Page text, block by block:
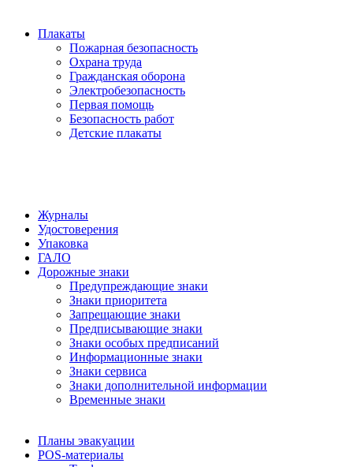
Плакаты
Пожарная безопасность
Охрана труда
Гражданская оборона
Электробезопасность
Первая помощь
Безопасность работ
Детские плакаты
Журналы
Удостоверения
Упаковка
ГАЛО
Дорожные знаки
Предупреждающие знаки
Знаки приоритета
Запрещающие знаки
Предписывающие знаки
Знаки особых предписаний
Информационные знаки
Знаки сервиса
Знаки дополнительной информации
Временные знаки
Планы эвакуации
POS-материалы